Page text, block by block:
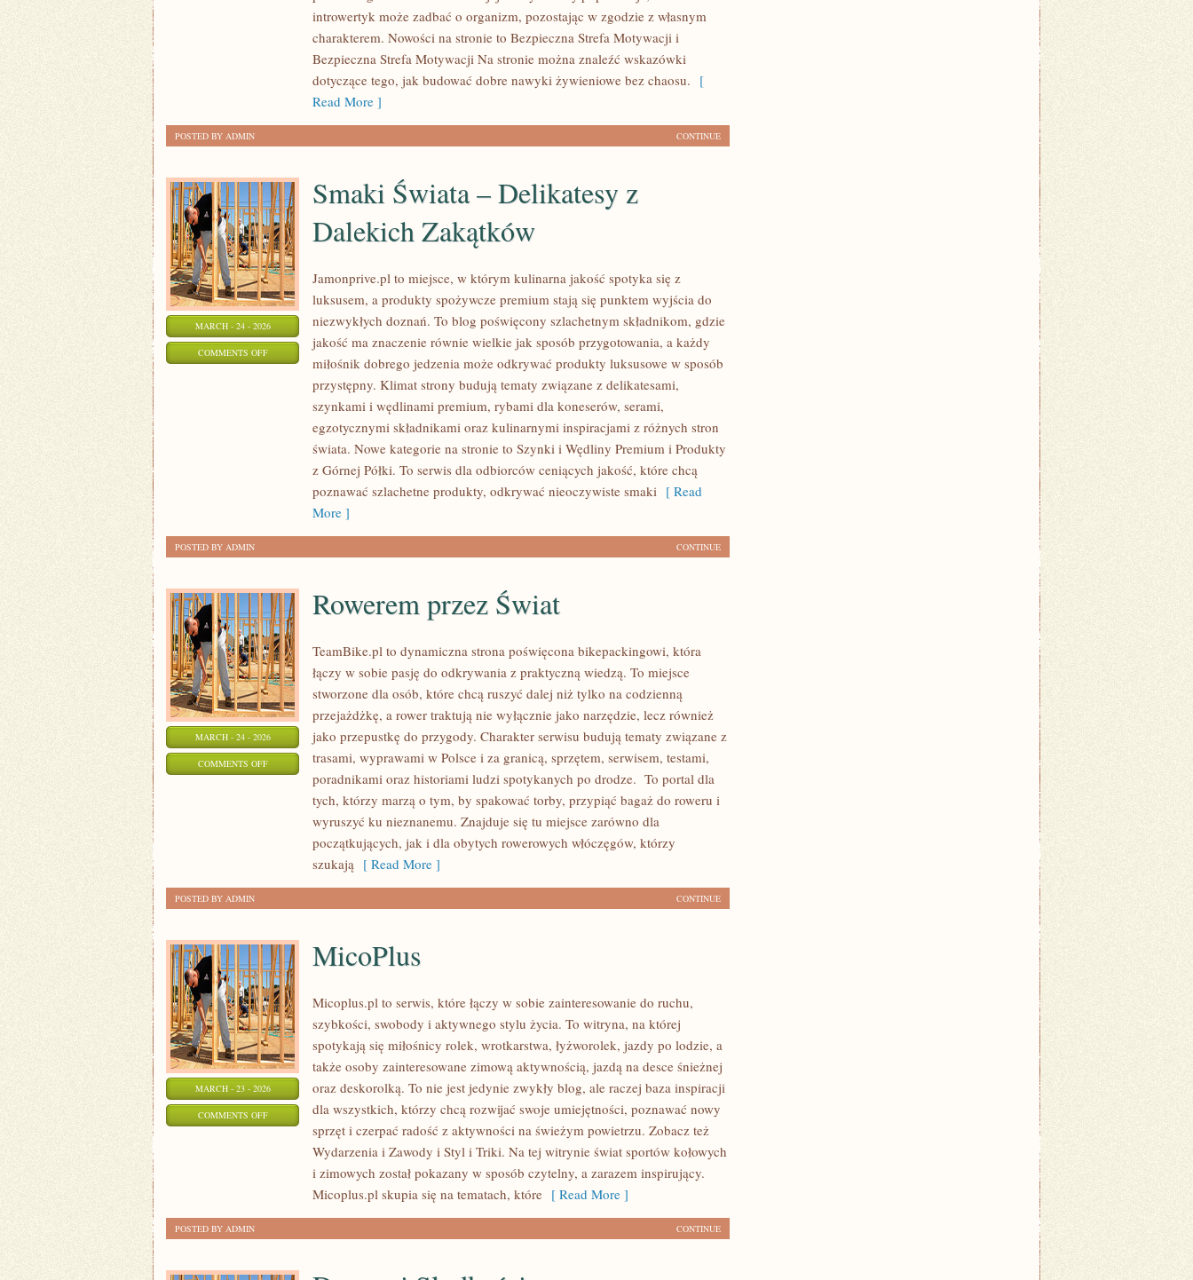
introwertyk może zadbać o organizm, pozostając w zgodzie z własnym
charakterem. Nowości na stronie to Bezpieczna Strefa Motywacji i
Bezpieczna Strefa Motywacji Na stronie można znaleźć wskazówki
dotyczące tego, jak budować dobre nawyki żywieniowe bez chaosu. [
Read More ]
CONTINUE
POSTED BY ADMIN
MARCH - 24 - 2026
COMMENTS OFFON
ZAKĄTKÓW
Smaki Świata – Delikatesy z
Dalekich Zakątków
Jamonprive.pl to miejsce, w którym kulinarna jakość spotyka się z
luksusem, a produkty spożywcze premium stają się punktem wyjścia do
niezwykłych doznań. To blog poświęcony szlachetnym składnikom, gdzie
jakość ma znaczenie równie wielkie jak sposób przygotowania, a każdy
miłośnik dobrego jedzenia może odkrywać produkty luksusowe w sposób
przystępny. Klimat strony budują tematy związane z delikatesami,
szynkami i wędlinami premium, rybami dla koneserów, serami,
egzotycznymi składnikami oraz kulinarnymi inspiracjami z różnych stron
świata. Nowe kategorie na stronie to Szynki i Wędliny Premium i Produkty
z Górnej Półki. To serwis dla odbiorców ceniących jakość, które chcą
poznawać szlachetne produkty, odkrywać nieoczywiste smaki [ Read
More ]
CONTINUE
POSTED BY ADMIN
MARCH - 24 - 2026
COMMENTS OFFON
Rowerem przez Świat
TeamBike.pl to dynamiczna strona poświęcona bikepackingowi, która
łączy w sobie pasję do odkrywania z praktyczną wiedzą. To miejsce
stworzone dla osób, które chcą ruszyć dalej niż tylko na codzienną
przejażdżkę, a rower traktują nie wyłącznie jako narzędzie, lecz również
jako przepustkę do przygody. Charakter serwisu budują tematy związane z
trasami, wyprawami w Polsce i za granicą, sprzętem, serwisem, testami,
poradnikami oraz historiami ludzi spotykanych po drodze. To portal dla
tych, którzy marzą o tym, by spakować torby, przypiąć bagaż do roweru i
wyruszyć ku nieznanemu. Znajduje się tu miejsce zarówno dla
początkujących, jak i dla obytych rowerowych włóczęgów, którzy
szukają [ Read More ]
CONTINUE
POSTED BY ADMIN
MARCH - 23 - 2026
COMMENTS OFFON
MicoPlus
Micoplus.pl to serwis, które łączy w sobie zainteresowanie do ruchu,
szybkości, swobody i aktywnego stylu życia. To witryna, na której
spotykają się miłośnicy rolek, wrotkarstwa, łyżworolek, jazdy po lodzie, a
także osoby zainteresowane zimową aktywnością, jazdą na desce śnieżnej
oraz deskorolką. To nie jest jedynie zwykły blog, ale raczej baza inspiracji
dla wszystkich, którzy chcą rozwijać swoje umiejętności, poznawać nowy
sprzęt i czerpać radość z aktywności na świeżym powietrzu. Zobacz też
Wydarzenia i Zawody i Styl i Triki. Na tej witrynie świat sportów kołowych
i zimowych został pokazany w sposób czytelny, a zarazem inspirujący.
Micoplus.pl skupia się na tematach, które [ Read More ]
CONTINUE
POSTED BY ADMIN